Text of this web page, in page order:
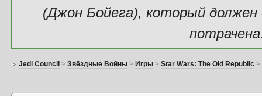
(Джон Бойега), который должен
Jedi Council >Звёздные Войны > Игры >Star Wars: The Old Republic >